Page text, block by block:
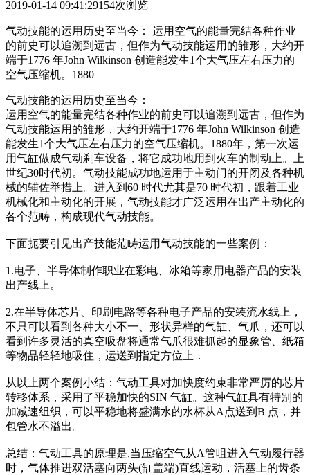
2019-01-14 09:41:29154次浏览
气动技能的运用历史至当今： 运用空气的能量完结各种作业
的前史可以追溯到远古，但作为气动技能运用的雏形，大约开
端于1776 年John Wilkinson 创造能发生1个大气压左右压力的
空气压缩机。1880
气动技能的运用历史至当今：
运用空气的能量完结各种作业的前史可以追溯到远古，但作为
气动技能运用的雏形，大约开端于1776 年John Wilkinson 创造
能发生1个大气压左右压力的空气压缩机。1880年，第一次运
用气缸做成气动刹车设备，将它成功地用到火车的制动上。上
世纪30时代初。气动技能成功地运用于主动门的开闭及各种机
械的辅佐举措上。进入到60 时代尤其是70 时代初，跟着工业
机械化和主动化的开展，气动技能才广泛运用在出产主动化的
各个范畴，构成现代气动技能。
下面扼要引见出产技能范畴运用气动技能的一些案例：
1.电子、半导体制作职业在彩电、冰箱等家用电器产品的安装
出产线上。
2.在半导体芯片、印刷电路等各种电子产品的安装流水线上，
不只可以看到各种大小不一、形状异样的气缸、气爪，还可以
看到许多灵活的真空吸盘将通常气爪很难抓起的显象管、纸箱
等物品轻轻地吸住，运送到指定方位上．
从以上两个案例小结：气动工具对加快度约束非常严厉的芯片
转移体系，采用了平稳加快的SIN 气缸。这种气缸具有特别的
加减速组织，可以平稳地将盛满水的水杯从A点送到B 点，并
包管水不溢出。
总结：气动工具的原理是,当压缩空气从A管咀进入气动履行器
时，气体推进双活塞向两头(缸盖端)直线运动，活塞上的齿条